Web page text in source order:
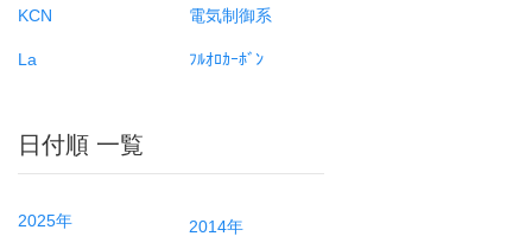
KCN
La
電気制御系
ﾌﾙｵﾛｶｰﾎﾞﾝ
日付順 一覧
2025年
2014年